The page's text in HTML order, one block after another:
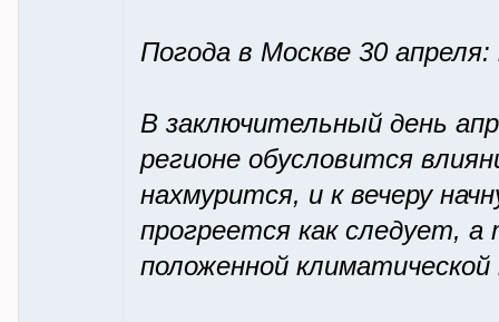
Погода в Москве 30 апреля:
В заключительный день
регионе обусловится
нахмурится, и к вечеру
прогреется как следует,
положенной